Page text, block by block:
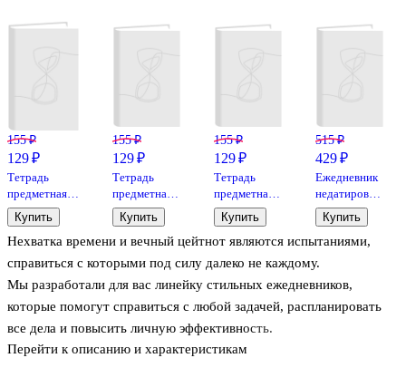
Нехватка времени и вечный цейтнот являются испытаниями,
справиться с которыми под силу далеко не каждому.
Мы разработали для вас линейку стильных ежедневников,
которые помогут справиться с любой задачей, распланировать
все дела и повысить личную эффективность.
Перейти к описанию и характеристикам
155 ₽
129 ₽
Тетрадь
предметная
«Shades.
Английский
язык» 48
листов в
справочными
материалами -
Listoff
Купить
155 ₽
129 ₽
Тетрадь
предметная
«Shades.
Русский
язык» 48
листов в
справочными
материалами
- Listoff
Купить
155 ₽
129 ₽
Тетрадь
предметная
«Shades.
Информатика»
48 листов в
клетку, со
материалами
- Listoff
Купить
515 ₽
429 ₽
Ежедневник
недатированный
«Ultimate
Gray» А5,
128 листов,
Listoff
Купить